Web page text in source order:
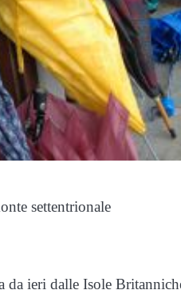
settentrionale
da ieri dalle Isole